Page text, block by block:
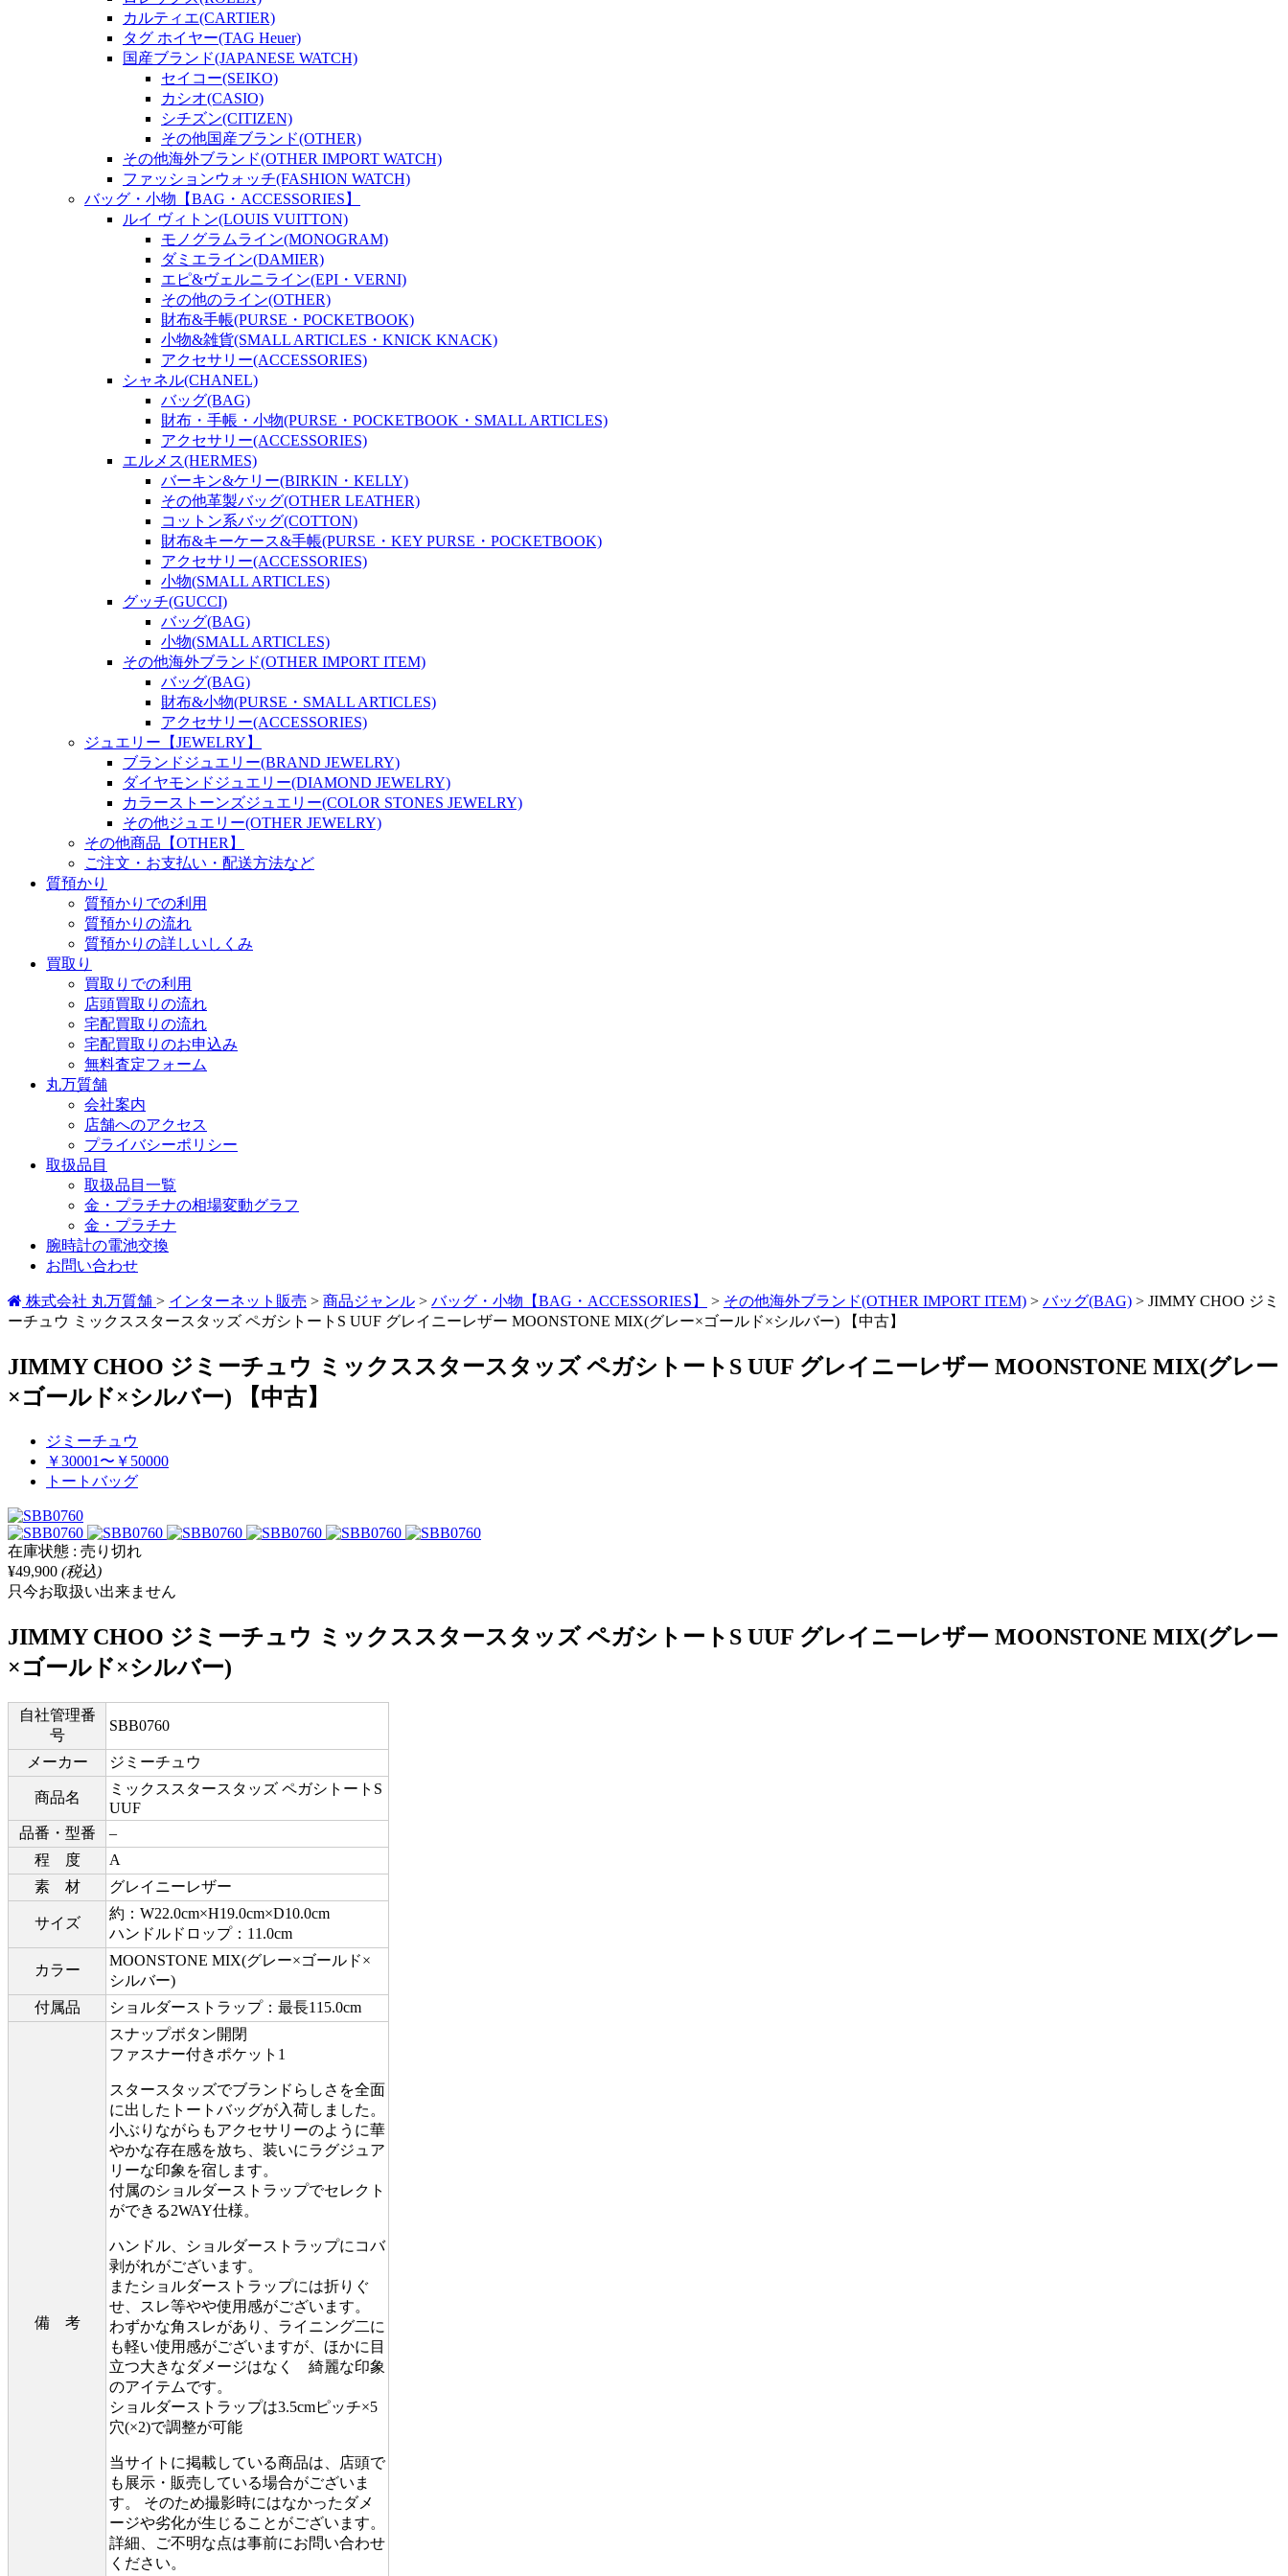
カルティエ(CARTIER)
タグ ホイヤー(TAG Heuer)
国産ブランド(JAPANESE WATCH)
セイコー(SEIKO)
カシオ(CASIO)
シチズン(CITIZEN)
その他国産ブランド(OTHER)
その他海外ブランド(OTHER IMPORT WATCH)
ファッションウォッチ(FASHION WATCH)
バッグ・小物【BAG・ACCESSORIES】
ルイ ヴィトン(LOUIS VUITTON)
モノグラムライン(MONOGRAM)
ダミエライン(DAMIER)
エピ&ヴェルニライン(EPI・VERNI)
その他のライン(OTHER)
財布&手帳(PURSE・POCKETBOOK)
小物&雑貨(SMALL ARTICLES・KNICK KNACK)
アクセサリー(ACCESSORIES)
シャネル(CHANEL)
バッグ(BAG)
財布・手帳・小物(PURSE・POCKETBOOK・SMALL ARTICLES)
アクセサリー(ACCESSORIES)
エルメス(HERMES)
バーキン&ケリー(BIRKIN・KELLY)
その他革製バッグ(OTHER LEATHER)
コットン系バッグ(COTTON)
財布&キーケース&手帳(PURSE・KEY PURSE・POCKETBOOK)
アクセサリー(ACCESSORIES)
小物(SMALL ARTICLES)
グッチ(GUCCI)
バッグ(BAG)
小物(SMALL ARTICLES)
その他海外ブランド(OTHER IMPORT ITEM)
バッグ(BAG)
財布&小物(PURSE・SMALL ARTICLES)
アクセサリー(ACCESSORIES)
ジュエリー【JEWELRY】
ブランドジュエリー(BRAND JEWELRY)
ダイヤモンドジュエリー(DIAMOND JEWELRY)
カラーストーンズジュエリー(COLOR STONES JEWELRY)
その他ジュエリー(OTHER JEWELRY)
その他商品【OTHER】
ご注文・お支払い・配送方法など
質預かり
質預かりでの利用
質預かりの流れ
質預かりの詳しいしくみ
買取り
買取りでの利用
店頭買取りの流れ
宅配買取りの流れ
宅配買取りのお申込み
無料査定フォーム
丸万質舗
会社案内
店舗へのアクセス
プライバシーポリシー
取扱品目
取扱品目一覧
金・プラチナの相場変動グラフ
金・プラチナ
腕時計の電池交換
お問い合わせ
株式会社 丸万質舗 > インターネット販売 > 商品ジャンル > バッグ・小物【BAG・ACCESSORIES】 > その他海外ブランド(OTHER IMPORT ITEM) > バッグ(BAG) > JIMMY CHOO ジミ
ーチュウ ミックススタースタッズ ペガシトートS UUF グレイニーレザー MOONSTONE MIX(グレー×ゴールド×シルバー) 【中古】
JIMMY CHOO ジミーチュウ ミックススタースタッズ ペガシトートS UUF グレイニーレザー MOONSTONE MIX(グレー
×ゴールド×シルバー) 【中古】
ジミーチュウ
￥30001〜￥50000
トートバッグ
在庫状態 : 売り切れ
¥49,900 (税込)
只今お取扱い出来ません
JIMMY CHOO ジミーチュウ ミックススタースタッズ ペガシトートS UUF グレイニーレザー MOONSTONE MIX(グレー
×ゴールド×シルバー)
自社管理番
号
SBB0760
メーカー ジミーチュウ
商品名
ミックススタースタッズ ペガシトートS
UUF
品番・型番
–
程 度
A
素 材
グレイニーレザー
サイズ
約：W22.0cm×H19.0cm×D10.0cm
ハンドルドロップ：11.0cm
カラー
MOONSTONE MIX(グレー×ゴールド×
シルバー)
付属品
ショルダーストラップ：最長115.0cm
備 考
スナップボタン開閉
ファスナー付きポケット1
スタースタッズでブランドらしさを全面
に出したトートバッグが入荷しました。
小ぶりながらもアクセサリーのように華
やかな存在感を放ち、装いにラグジュア
リーな印象を宿します。
付属のショルダーストラップでセレクト
ができる2WAY仕様。
ハンドル、ショルダーストラップにコバ
剥がれがございます。
またショルダーストラップには折りぐ
せ、スレ等やや使用感がございます。
わずかな角スレがあり、ライニング二に
も軽い使用感がございますが、ほかに目
立つ大きなダメージはなく 綺麗な印象
のアイテムです。
ショルダーストラップは3.5cmピッチ×5
穴(×2)で調整が可能
当サイトに掲載している商品は、店頭で
も展示・販売している場合がございま
す。 そのため撮影時にはなかったダメ
ージや劣化が生じることがございます。
詳細、ご不明な点は事前にお問い合わせ
ください。